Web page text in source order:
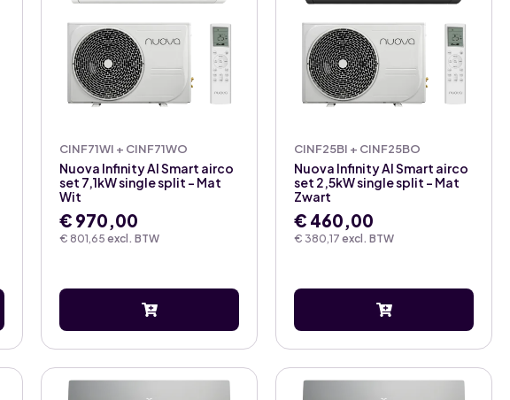
CINF71WI + CINF71WO
€ 801,65 excl. BTW
Nuova Infinity AI Smart airco
set 7,1kW single split – Mat
Wit
€ 970,00
CINF25BI + CINF25BO
€ 380,17 excl. BTW
Nuova Infinity AI Smart airco
set 2,5kW single split – Mat
Zwart
€ 460,00